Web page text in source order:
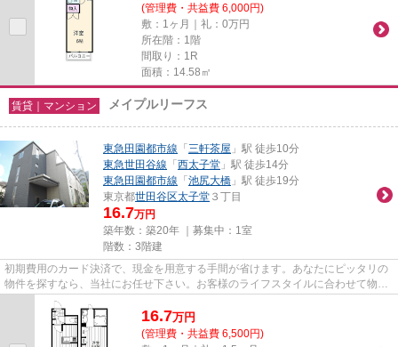
(管理費・共益費 6,000円)
敷：1ヶ月｜礼：0万円
所在階：1階
間取り：1R
面積：14.58㎡
賃貸｜マンション メイプルリーフス
東急田園都市線 「三軒茶屋 」駅 徒歩10分
東急世田谷線 「西太子堂 」駅 徒歩14分
東急田園都市線 「池尻大橋 」駅 徒歩19分
東京都世田谷区太子堂 ３丁目
16.7万円
築年数：築20年 ｜募集中： 1室
階数：3階建
初期費用のカード決済で、現金を用意する手間が省けます。あなたにピッタリの
物件を探すなら、当社にお任せ下さい。お客様のライフスタイルに合わせて物件
のご紹介をいたしますので、...
16.7万円
(管理費・共益費 6,500円)